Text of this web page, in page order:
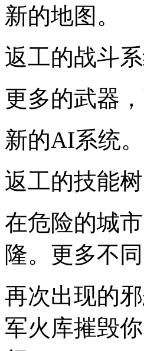
新的地图。
返工的战斗系
更多的武器
新的AI系统。
返工的技能树
在危险的城
隆。更多不
再次出现的
军火库摧毁